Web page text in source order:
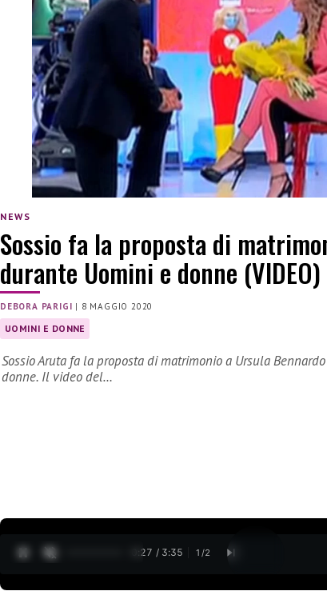
NEWS
Sossio fa la proposta di
durante Uomini e donne (VIDEO)
DEBORA PARIGI | 8 MAGGIO 2020
UOMINI E DONNE
Sossio Aruta fa la proposta di matrimonio a Ursula
donne. Il video del…
0:28 / 3:35 1 /2